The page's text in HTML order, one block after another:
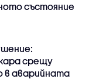
състояние
срещу
в аварийната